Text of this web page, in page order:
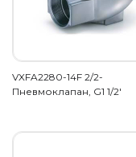
VXFA2280-14F 2/2-
Пневмоклапан, G1 1/2'